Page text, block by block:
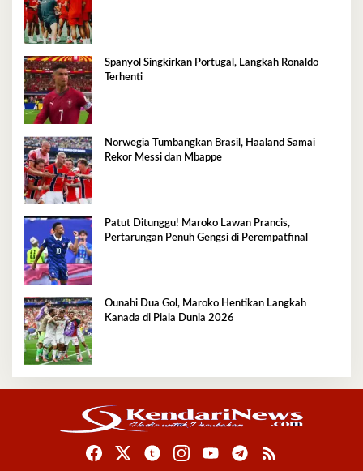
Spanyol Singkirkan Portugal, Langkah Ronaldo
Terhenti
Norwegia Tumbangkan Brasil, Haaland Samai
Rekor Messi dan Mbappe
Patut Ditunggu! Maroko Lawan Prancis,
Pertarungan Penuh Gengsi di Perempatfinal
Ounahi Dua Gol, Maroko Hentikan Langkah
Kanada di Piala Dunia 2026